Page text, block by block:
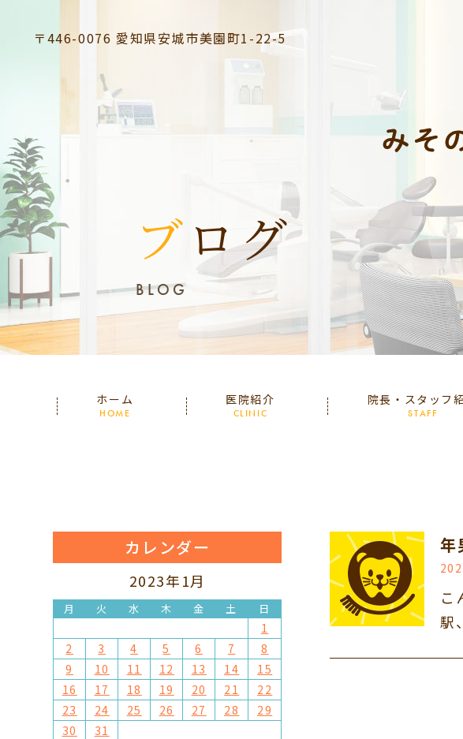
〒446-0076 愛知県安城市美園町1-22-5
ブログ
BLOG
ホーム
HOME
医院紹介
CLINIC
院長・スタッフ
STAFF
年
こ
駅
カレンダー
2023年1月
月 火 水 木 金 土 日
1
2
3 4 5 6 7
8
9
10 11 12 13 14
15
16
17 18 19 20 21
22
23
24 25 26 27 28
29
30
31